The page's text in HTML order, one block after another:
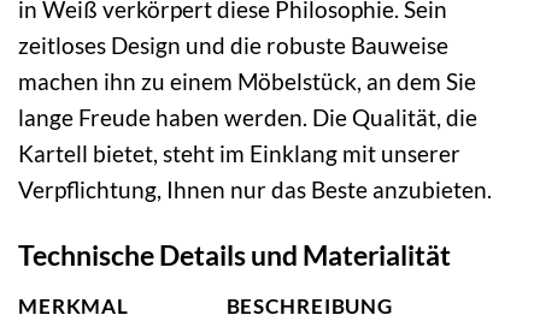
in Weiß verkörpert diese Philosophie. Sein
zeitloses Design und die robuste Bauweise
machen ihn zu einem Möbelstück, an dem Sie
lange Freude haben werden. Die Qualität, die
Kartell bietet, steht im Einklang mit unserer
Verpflichtung, Ihnen nur das Beste anzubieten.
Technische Details und Materialität
MERKMAL
BESCHREIBUNG